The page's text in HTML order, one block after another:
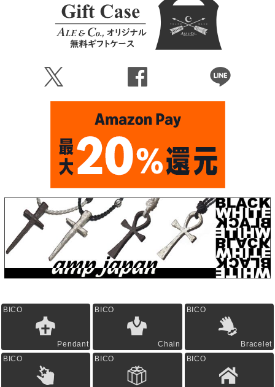
Ü Û Þ
BICO
Pendant
BICO
Chain
BICO
Bracelet
BICO
BICO BICO